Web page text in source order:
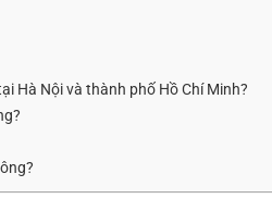
Hà Nội và thành phố Hồ Chí Minh?